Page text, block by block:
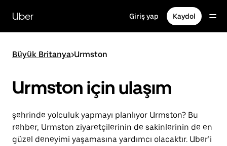
içeriğe
gidinUber Giriş yap Kaydol
Büyük Britanya>Urmston
Urmston için ulaşım
şehrinde yolculuk yapmayı planlıyor Urmston? Bu
rehber, Urmston ziyaretçilerinin de sakinlerinin de en
güzel deneyimi yaşamasına yardımcı olacaktır. Uber’i